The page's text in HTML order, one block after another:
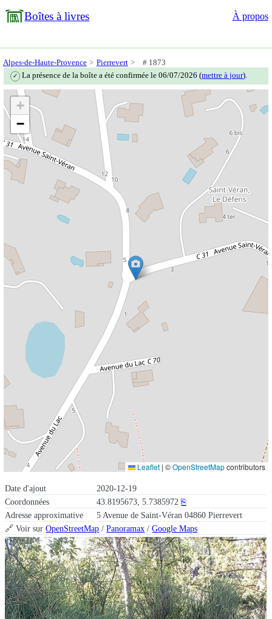
Boîtes à livres À propos
Alpes-de-Haute-Provence Pierrevert # 1873
✓ La présence de la boîte a été confirmée le 06/07/2026 (mettre à jour).
Date d'ajout
2020-12-19
Coordonnées
43.8195673, 5.7385972 ⎘
Adresse approximative
5 Avenue de Saint-Véran 04860 Pierrevert
🔗 Voir surOpenStreetMap /Panoramax /Google Maps
+
−
Leaflet | ©OpenStreetMapcontributors